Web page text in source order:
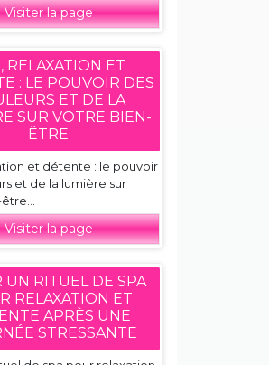
Visiter la page
RELAXATION ET
: LE POUVOIR DES
ET DE LA
SUR VOTRE BIEN-
ÊTRE
et détente : le pouvoir
et de la lumière sur
Visiter la page
UN RITUEL DE SPA
RELAXATION ET
APRÈS UNE
STRESSANTE